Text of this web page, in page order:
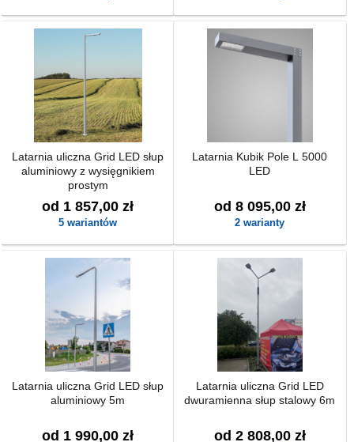
Latarnia uliczna Grid LED słup
aluminiowy z wysięgnikiem
prostym
od 1 857,00 zł
5 wariantów
Latarnia Kubik Pole L 5000
LED
od 8 095,00 zł
2 warianty
Latarnia uliczna Grid LED słup
aluminiowy 5m
od 1 990,00 zł
Latarnia uliczna Grid LED
dwuramienna słup stalowy 6m
od 2 808,00 zł